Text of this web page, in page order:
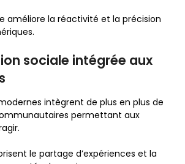
améliore la réactivité et la précision
sociale intégrée aux
intègrent de plus en plus de
permettant aux
le partage d’expériences et la